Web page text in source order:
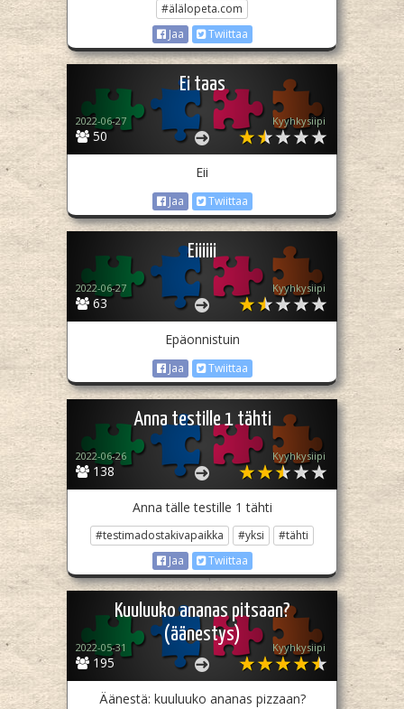
#älälopeta.com
Jaa
Twiittaa
Ei taas
50
2022-06-27 Kyyhkysiipi
Eii
Jaa Twiittaa
Eiiiiii
63
2022-06-27 Kyyhkysiipi
Epäonnistuin
Jaa Twiittaa
Anna testille 1 tähti
138
2022-06-26 Kyyhkysiipi
Anna tälle testille 1 tähti
#testimadostakivapaikka #yksi
#tähti
Jaa
Twiittaa
Kuuluuko ananas pitsaan?
(äänestys)
195
2022-05-31 Kyyhkysiipi
Äänestä: kuuluuko ananas pizzaan?